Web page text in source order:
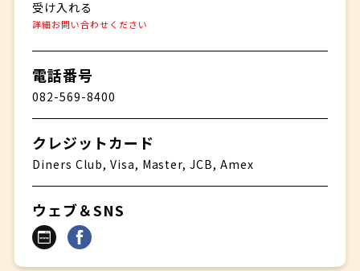
受け入れる
詳細お問い合わせください
電話番号
082-569-8400
クレジットカード
Diners Club, Visa, Master, JCB, Amex
ウェブ＆SNS